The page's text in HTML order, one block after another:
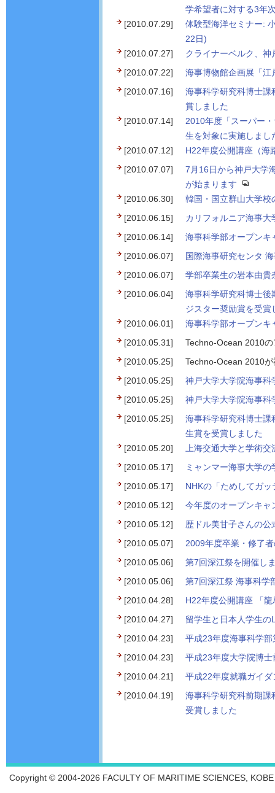
学希望者に対する3年
[2010.07.29]
体験型海洋セミナー:
22日)
[2010.07.27]
クライナーベルク、神
[2010.07.22]
海事博物館企画展「
[2010.07.16]
海事科学研究科博士課
賞しました
[2010.07.14]
2010年度「スーパー
生を対象に実施しまし
[2010.07.12]
H22年度公開講座（海
[2010.07.07]
7月16日から神戸大学
が始まります
[2010.06.30]
韓国・国立群山大学
[2010.06.15]
カリフォルニア海事
[2010.06.14]
海事科学部オープンキ
[2010.06.07]
国際海事研究センタ
[2010.06.07]
学部卒業生の岩本由貴
[2010.06.04]
海事科学研究科博士後
ジスター奨励賞を受賞
[2010.06.01]
海事科学部オープン
[2010.05.31]
Techno-Ocean 2010
[2010.05.25]
Techno-Ocean 2010
[2010.05.25]
神戸大学大学院海事科
[2010.05.25]
神戸大学大学院海事科
[2010.05.25]
海事科学研究科博士課
生賞を受賞しました
[2010.05.20]
上海交通大学と学術交
[2010.05.17]
ミャンマー海事大学の
[2010.05.17]
NHKの「ためしてガ
[2010.05.12]
今年度のオープンキャ
[2010.05.12]
歴ドル美甘子さんの
[2010.05.07]
2009年度卒業・修了
[2010.05.06]
第7回深江祭を開催し
[2010.05.06]
第7回深江祭 海事科学
[2010.04.28]
H22年度公開講座 「
[2010.04.27]
留学生と日本人学生
[2010.04.23]
平成23年度海事科学
[2010.04.23]
平成23年度大学院博
[2010.04.21]
平成22年度就職ガイ
[2010.04.19]
海事科学研究科前期課
受賞しました
Copyright © 2004-2026 FACULTY OF MARITIME SCIENCES,